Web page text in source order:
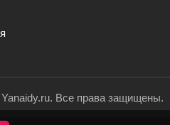
Yanaidy.ru. Все права защищены.